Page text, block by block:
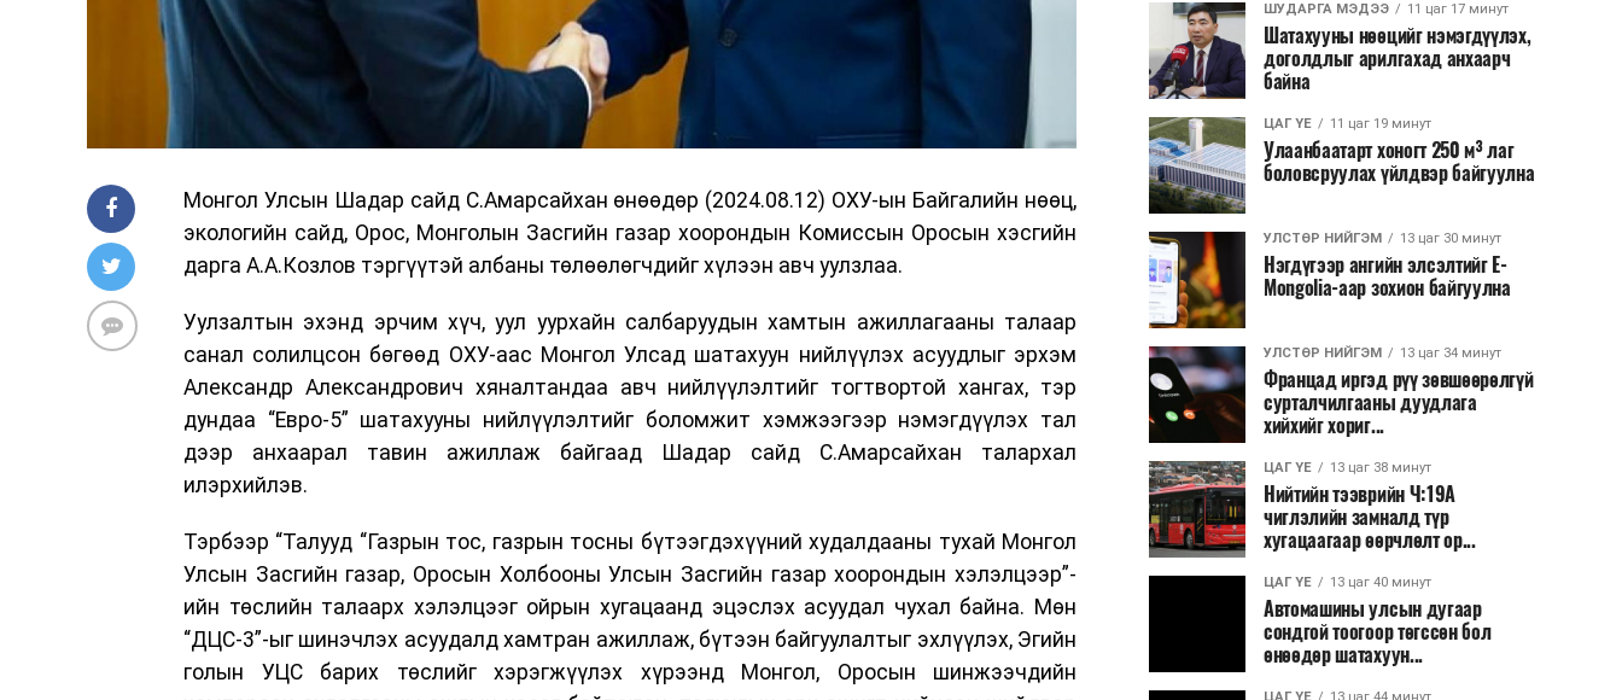
Монгол Улсын Шадар сайд С.Амарсайхан өнөөдөр (2024.08.12) ОХУ-ын Байгалийн нөөц,
экологийн сайд, Орос, Монголын Засгийн газар хоорондын Комиссын Оросын хэсгийн
дарга А.А.Козлов тэргүүтэй албаны төлөөлөгчдийг хүлээн авч уулзлаа.
Уулзалтын эхэнд эрчим хүч, уул уурхайн салбаруудын хамтын ажиллагааны талаар
санал солилцсон бөгөөд ОХУ-аас Монгол Улсад шатахуун нийлүүлэх асуудлыг эрхэм
Александр Александрович хяналтандаа авч нийлүүлэлтийг тогтвортой хангах, тэр
дундаа “Евро-5” шатахууны нийлүүлэлтийг боломжит хэмжээгээр нэмэгдүүлэх тал
дээр анхаарал тавин ажиллаж байгаад Шадар сайд С.Амарсайхан талархал
илэрхийлэв.
Тэрбээр “Талууд “Газрын тос, газрын тосны бүтээгдэхүүний худалдааны тухай Монгол
Улсын Засгийн газар, Оросын Холбооны Улсын Засгийн газар хоорондын хэлэлцээр”-
ийн төслийн талаарх хэлэлцээг ойрын хугацаанд эцэслэх асуудал чухал байна. Мөн
“ДЦС-3”-ыг шинэчлэх асуудалд хамтран ажиллаж, бүтээн байгуулалтыг эхлүүлэх, Эгийн
голын УЦС барих төслийг хэрэгжүүлэх хүрээнд Монгол, Оросын шинжээчдийн
ШУДАРГА МЭДЭЭ 11 цаг 17 минут
Шатахууны нөөцийг нэмэгдүүлэх,
доголдлыг арилгахад анхаарч
байна
ЦАГ ҮЕ 11 цаг 19 минут
Улаанбаатарт хоногт 250 м³ лаг
боловсруулах үйлдвэр байгуулна
УЛСТӨР НИЙГЭМ 13 цаг 30 минут
Нэгдүгээр ангийн элсэлтийг E-
Mongolia-аар зохион байгуулна
УЛСТӨР НИЙГЭМ 13 цаг 34 минут
Францад иргэд рүү зөвшөөрөлгүй
сурталчилгааны дуудлага
хийхийг хориг...
ЦАГ ҮЕ 13 цаг 38 минут
Нийтийн тээврийн Ч:19А
чиглэлийн замналд түр
хугацаагаар өөрчлөлт ор...
ЦАГ ҮЕ 13 цаг 40 минут
Автомашины улсын дугаар
сондгой тоогоор төгссөн бол
өнөөдөр шатахуун...